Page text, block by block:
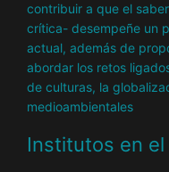
contribuir a que el
crítica- desempeñe un
actual, además de
abordar los retos
de culturas, la
medioambientales
Institutos en el